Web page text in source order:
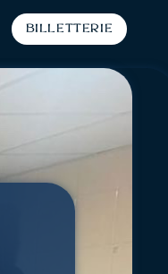
Billetterie